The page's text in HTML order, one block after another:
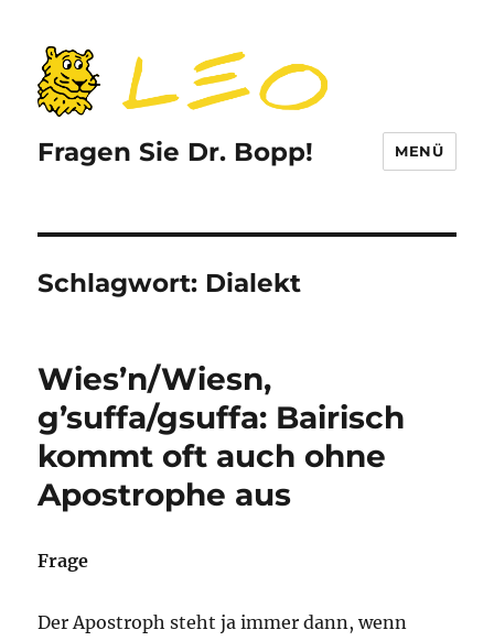
Fragen Sie Dr. Bopp! MENÜ
Schlagwort: Dialekt
Wies’n/Wiesn,
g’suffa/gsuffa: Bairisch
kommt oft auch ohne
Apostrophe aus
Frage
Der Apostroph steht ja immer dann, wenn